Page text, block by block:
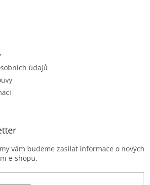
údajů
vám budeme zasílat informace o nových
e-shopu.